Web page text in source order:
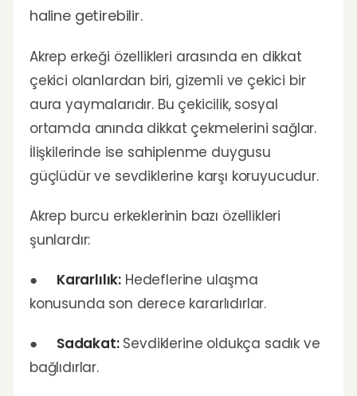
haline getirebilir.
Akrep erkeği özellikleri arasında en dikkat
çekici olanlardan biri, gizemli ve çekici bir
aura yaymalarıdır. Bu çekicilik, sosyal
ortamda anında dikkat çekmelerini sağlar.
İlişkilerinde ise sahiplenme duygusu
güçlüdür ve sevdiklerine karşı koruyucudur.
Akrep burcu erkeklerinin bazı özellikleri
şunlardır:
● Kararlılık: Hedeflerine ulaşma
konusunda son derece kararlıdırlar.
● Sadakat:Sevdiklerine oldukça sadık ve
bağlıdırlar.